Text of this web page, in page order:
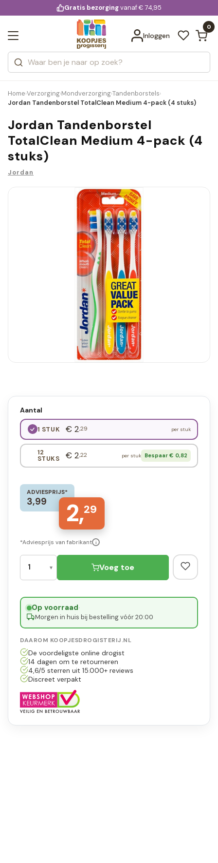
voor 20:00 uur besteld
Gratis bezorgingvanaf € 74,95
Inloggen
0
Zoeken
Categorieën
Merken
Bekijk alle resultaten
Home›Verzorging›Mondverzorging›Tandenborstels›
Jordan Tandenborstel TotalClean Medium 4-pack (4 stuks)
Jordan Tandenborstel
TotalClean Medium 4-pack (4
stuks)
Jordan
Aantal
1 STUK € 2,29 per stuk
12
STUKS € 2,22 per stuk Bespaar € 0,82
ADVIESPRIJS*
3,99 2,29
*Adviesprijs van fabrikant i
Voeg toe
Op voorraad·
Morgen in huis bij bestelling vóór 20:00
DAAROM KOOPJESDROGISTERIJ.NL
De voordeligste online drogist
14 dagen om te retourneren
4,6/5 sterren uit 15.000+ reviews
Discreet verpakt